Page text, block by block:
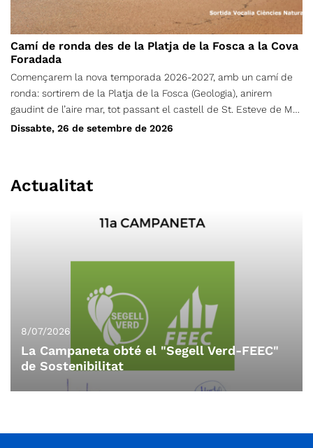
Camí de ronda des de la Platja de la Fosca a la Cova
Foradada
Començarem la nova temporada 2026-2027, amb un camí de
ronda: sortirem de la Platja de la Fosca (Geologia), anirem
gaudint de l’aire mar, tot passant el castell de St. Esteve de Mar
(Cultura), Pineda d’en Gori (flora), Cala S’Alquer (paisatge), Platja
Fosca (on hi ha més serveis). A un hora prudencial tornarem cap
de litoral, així com dels paisatges marins. Salut, flors i alguna
Dissabte, 26 de setembre de 2026
Actualitat
8/07/2026
La Campaneta obté el "Segell Verd-FEEC"
de Sostenibilitat